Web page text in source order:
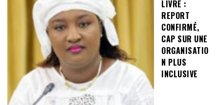
LIVRE :
REPORT
CONFIRMÉ,
CAP SUR UNE
ORGANISATIO
N PLUS
INCLUSIVE